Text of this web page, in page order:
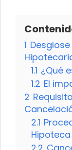
1 Desglose
1.1 ¿Qué
1.2 El
2
2.1
Hipoteca